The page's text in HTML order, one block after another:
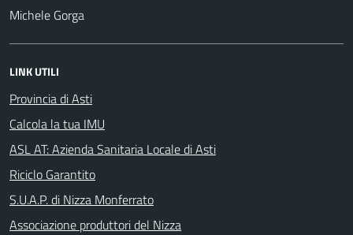
Michele Gorga
LINK UTILI
Provincia di Asti
Calcola la tua IMU
ASL AT: Azienda Sanitaria Locale di Asti
Riciclo Garantito
S.U.A.P. di Nizza Monferrato
Associazione produttori del Nizza